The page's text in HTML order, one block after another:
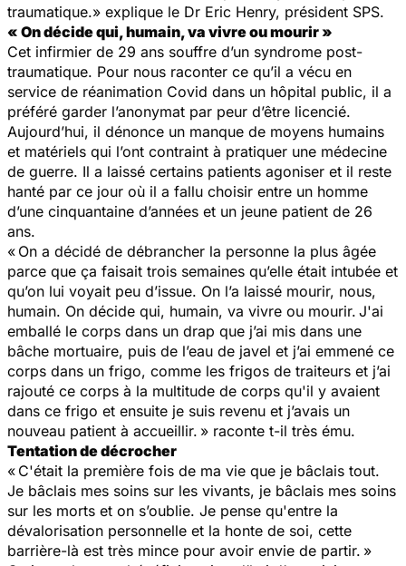
traumatique.» explique le Dr Eric Henry, président SPS.
« On décide qui, humain, va vivre ou mourir »
Cet infirmier de 29 ans souffre d’un syndrome post-
traumatique. Pour nous raconter ce qu’il a vécu en
service de réanimation Covid dans un hôpital public, il a
préféré garder l’anonymat par peur d’être licencié.
Aujourd’hui, il dénonce un manque de moyens humains
et matériels qui l’ont contraint à pratiquer une médecine
de guerre. Il a laissé certains patients agoniser et il reste
hanté par ce jour où il a fallu choisir entre un homme
d’une cinquantaine d’années et un jeune patient de 26
ans.
« On a décidé de débrancher la personne la plus âgée
parce que ça faisait trois semaines qu’elle était intubée et
qu’on lui voyait peu d’issue. On l’a laissé mourir, nous,
humain. On décide qui, humain, va vivre ou mourir. J'ai
emballé le corps dans un drap que j’ai mis dans une
bâche mortuaire, puis de l’eau de javel et j’ai emmené ce
corps dans un frigo, comme les frigos de traiteurs et j’ai
rajouté ce corps à la multitude de corps qu'il y avaient
dans ce frigo et ensuite je suis revenu et j’avais un
nouveau patient à accueillir. » raconte t-il très ému.
Tentation de décrocher
« C'était la première fois de ma vie que je bâclais tout.
Je bâclais mes soins sur les vivants, je bâclais mes soins
sur les morts et on s’oublie. Je pense qu'entre la
dévalorisation personnelle et la honte de soi, cette
barrière-là est très mince pour avoir envie de partir. »